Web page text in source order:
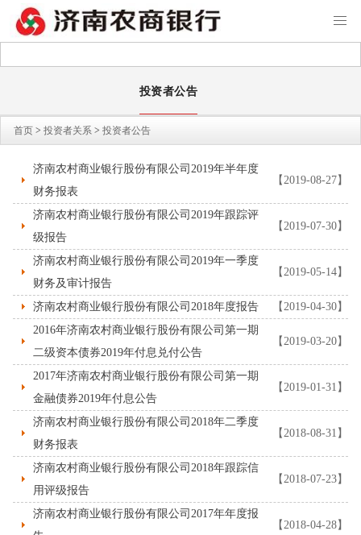
投资者公告
首页 > 投资者关系 > 投资者公告
济南农村商业银行股份有限公司2019年半年度
财务报表
【2019-08-27】
济南农村商业银行股份有限公司2019年跟踪评
级报告
【2019-07-30】
济南农村商业银行股份有限公司2019年一季度
财务及审计报告
【2019-05-14】
济南农村商业银行股份有限公司2018年度报告
【2019-04-30】
2016年济南农村商业银行股份有限公司第一期
二级资本债券2019年付息兑付公告
【2019-03-20】
2017年济南农村商业银行股份有限公司第一期
金融债券2019年付息公告
【2019-01-31】
济南农村商业银行股份有限公司2018年二季度
财务报表
【2018-08-31】
济南农村商业银行股份有限公司2018年跟踪信
用评级报告
【2018-07-23】
济南农村商业银行股份有限公司2017年年度报
【2018-04-28】